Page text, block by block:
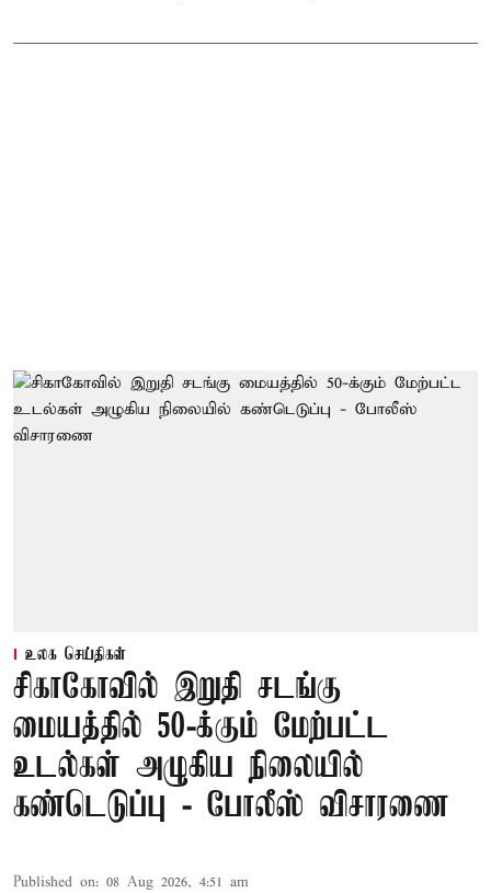
உலக செய்திகள்
சிகாகோவில் இறுதி சடங்கு
மையத்தில் 50-க்கும் மேற்பட்ட
உடல்கள் அழுகிய நிலையில்
கண்டெடுப்பு - போலீஸ் விசாரணை
Published on: 08 Aug 2026, 4:51 am